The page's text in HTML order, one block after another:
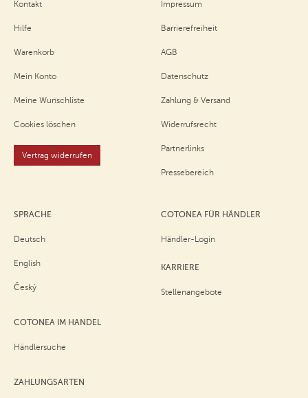
Kontakt
Hilfe
Warenkorb
Mein Konto
Meine Wunschliste
Cookies löschen
Vertrag widerrufen
Impressum
Barrierefreiheit
AGB
Datenschutz
Zahlung & Versand
Widerrufsrecht
Partnerlinks
Pressebereich
SPRACHE
Deutsch
English
Český
COTONEA IM HANDEL
Händlersuche
COTONEA FÜR HÄNDLER
Händler-Login
KARRIERE
Stellenangebote
ZAHLUNGSARTEN